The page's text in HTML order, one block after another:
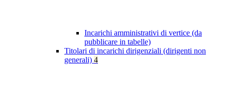
Incarichi amministrativi di vertice (da
pubblicare in tabelle)
Titolari di incarichi dirigenziali (dirigenti non
generali) 4